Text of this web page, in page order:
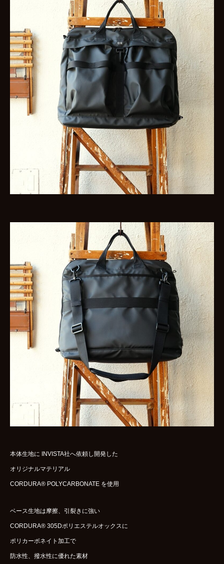
本体生地に INVISTA社へ依頼し開発した
オリジナルマテリアル
CORDURA® POLYCARBONATE を使用
ベース生地は摩擦、引裂きに強い
CORDURA® 305Dポリエステルオックスに
ポリカーボネイト加工で
防水性、撥水性に優れた素材